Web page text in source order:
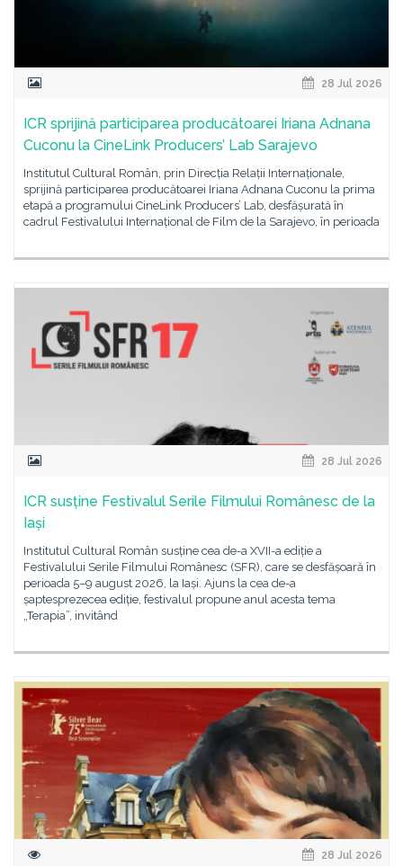
28 Jul 2026
ICR sprijină participarea producătoarei Iriana Adnana
Cuconu la CineLink Producers’ Lab Sarajevo
Institutul Cultural Român, prin Direcția Relații Internaționale,
sprijină participarea producătoarei Iriana Adnana Cuconu la prima
etapă a programului CineLink Producers’ Lab, desfășurată în
cadrul Festivalului Internațional de Film de la Sarajevo, în perioada
28 Jul 2026
ICR susține Festivalul Serile Filmului Românesc de la
Iași
Institutul Cultural Român susține cea de-a XVII-a ediție a
Festivalului Serile Filmului Românesc (SFR), care se desfășoară în
perioada 5–9 august 2026, la Iași. Ajuns la cea de-a
șaptesprezecea ediție, festivalul propune anul acesta tema
„Terapia”, invitând
28 Jul 2026